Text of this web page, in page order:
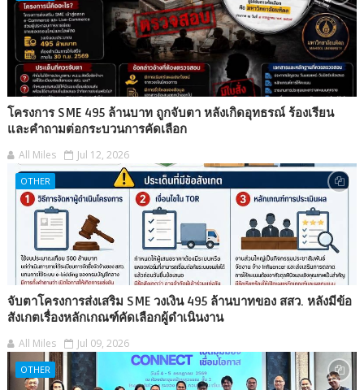
โครงการ SME 495 ล้านบาท ถูกจับตา หลังเกิดอุทธรณ์ ร้องเรียน
และคำถามต่อกระบวนการคัดเลือก
All Miles Jul 12, 2026
OTHER
จับตาโครงการส่งเสริม SME วงเงิน 495 ล้านบาทของ สสว. หลังมีข้อ
สังเกตเรื่องหลักเกณฑ์คัดเลือกผู้ดำเนินงาน
All Miles Jul 09, 2026
OTHER